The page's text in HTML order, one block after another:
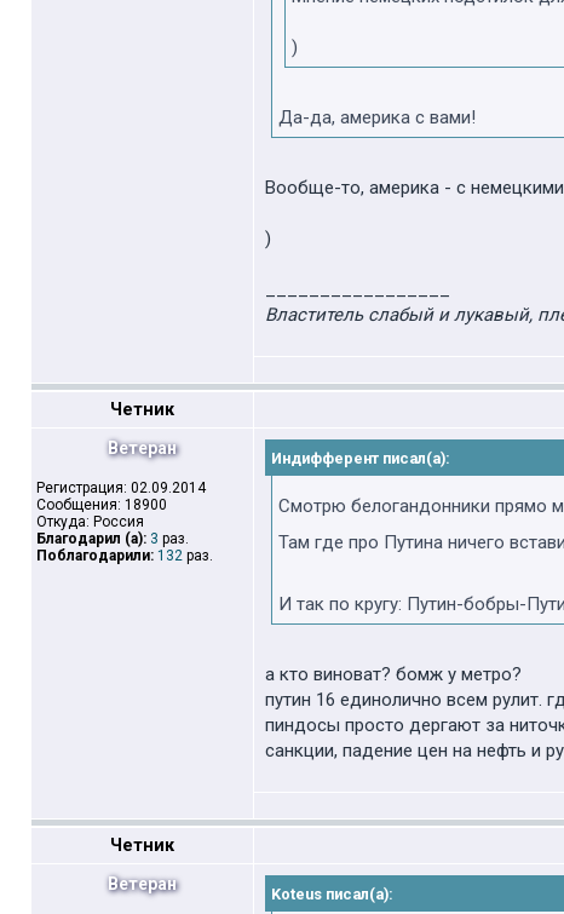
)
Да-да, америка с вами!
Вообще-то, америка - с
)
Властитель слабый и лукавый,
Четник
Ветеран
Регистрация: 02.09.2014
Сообщения: 18900
Откуда: Россия
Благодарил (а): 3 раз.
Поблагодарили: 132 раз.
Индифферент писал(а):
Смотрю белогандонники прямо
Там где про Путина ничего
И так по кругу: Путин-бобры-
а кто виноват? бомж у метро?
путин 16 единолично всем рулит.
пиндосы просто дергают за
санкции, падение цен на нефть и
Четник
Ветеран
Koteus писал(а):